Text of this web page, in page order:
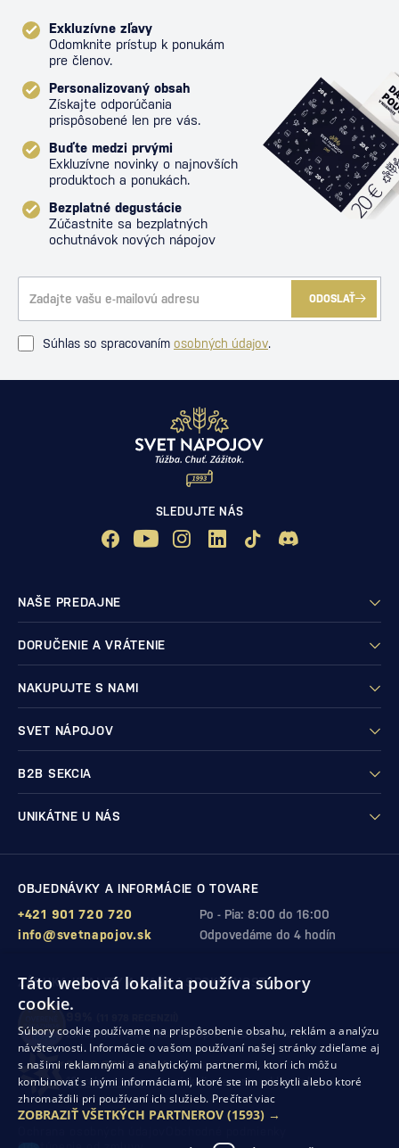
Exkluzívne zľavy
Odomknite prístup k ponukám
pre členov.
Personalizovaný obsah
Získajte odporúčania
prispôsobené len pre vás.
Buďte medzi prvými
Exkluzívne novinky o najnovších
produktoch a ponukách.
Bezplatné degustácie
Zúčastnite sa bezplatných
ochutnávok nových nápojov
ODOSLAŤ
Súhlas so spracovaním osobných údajov.
SLEDUJTE NÁS
NAŠE PREDAJNE
DORUČENIE A VRÁTENIE
NAKUPUJTE S NAMI
SVET NÁPOJOV
B2B SEKCIA
UNIKÁTNE U NÁS
OBJEDNÁVKY A INFORMÁCIE O TOVARE
Po - Pia: 8:00 do 16:00
+421 901 720 720
Odpovedáme do 4 hodín
info@svetnapojov.sk
ZÁRUKA KVALITY A VAŠEJ SPOKOJNOSTI
zákazníkov odporúča nákup v našom obchode
SHOP ROKU 2024
10. rok po sebesme získali ocenenie od Heureka
Táto webová lokalita používa súbory
cookie.
Súbory cookie používame na prispôsobenie obsahu, reklám a analýzu
návštevnosti. Informácie o vašom používaní našej stránky zdieľame aj
s našimi reklamnými a analytickými partnermi, ktorí ich môžu
kombinovať s inými informáciami, ktoré ste im poskytli alebo ktoré
zhromaždili pri používaní ich služieb. Prečítať viac
ZOBRAZIŤ VŠETKÝCH PARTNEROV (1593) →